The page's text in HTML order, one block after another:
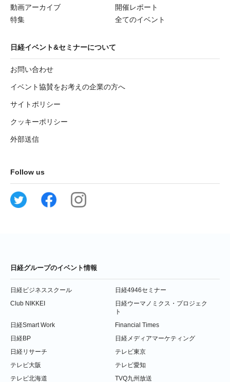
動画アーカイブ
開催レポート
特集
全てのイベント
日経イベント&セミナーについて
お問い合わせ
イベント協賛をお考えの企業の方へ
サイトポリシー
クッキーポリシー
外部送信
Follow us
日経グループのイベント情報
日経ビジネススクール
日経4946セミナー
Club NIKKEI
日経ウーマノミクス・プロジェク
ト
日経Smart Work
Financial Times
日経BP
日経メディアマーケティング
日経リサーチ
テレビ東京
テレビ大阪
テレビ愛知
テレビ北海道
TVQ九州放送